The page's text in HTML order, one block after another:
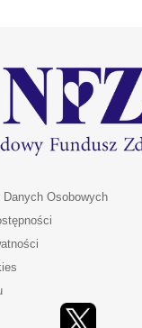
Osobowych